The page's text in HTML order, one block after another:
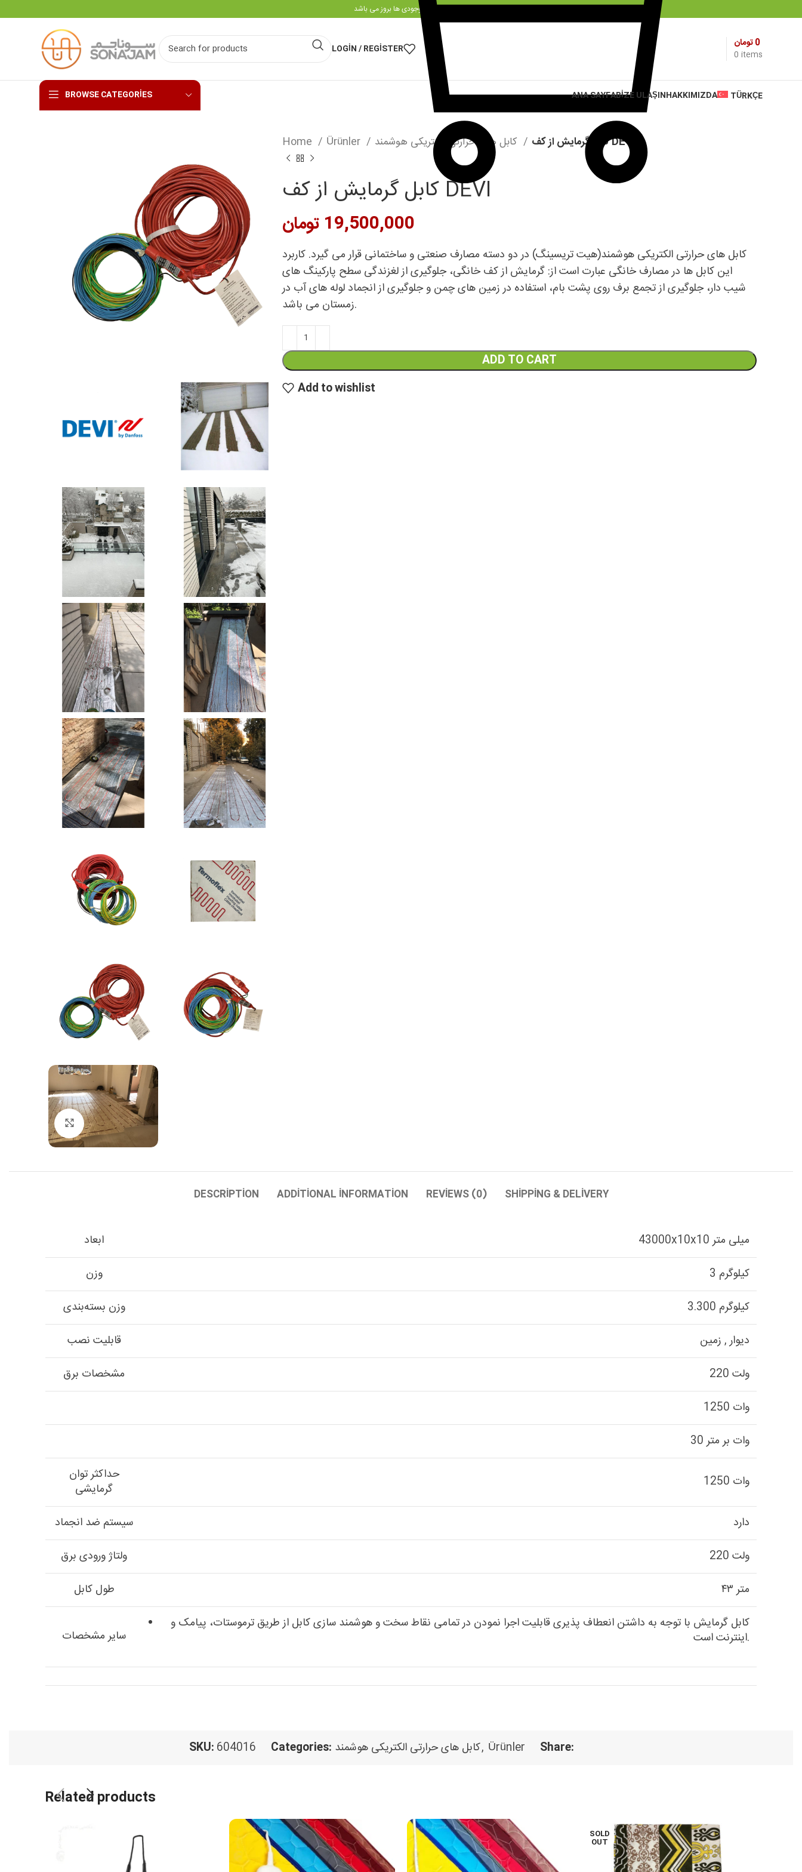
قیمت و موجودی ها بروز می باشد
LOGIN / REGISTER 0 items
0تومان
BROWSE CATEGORIES ANA SAYFABIZE ULAŞINHAKKIMIZDA TÜRKÇE
Click to enlarge
Home Ürünler کابل گرمایش از کف DEVI
کابل گرمایش از کف DEVI
تومان
کابل های حرارتی الکتریکی هوشمند(هیت تریسینگ) در دو دسته مصارف صنعتی و ساختمانی قرار می گیرد. کاربرد
این کابل ها در مصارف خانگی عبارت است از: گرمایش از کف خانگی، جلوگیری از لغزندگی سطح پارکینگ های
شیب دار، جلوگیری از تجمع برف روی پشت بام، استفاده در زمین های چمن و جلوگیری از انجماد لوله های آب در
زمستان می باشد.
ADD TO CART
Add to wishlist
DESCRIPTION ADDITIONAL INFORMATION REVIEWS (0) SHIPPING & DELIVERY
ابعاد
43000x10x10 میلی متر
وزن
3 کیلوگرم
وزن بسته‌بندی
3.300 کیلوگرم
قابلیت نصب
دیوار , زمین
مشخصات برق
220 ولت
1250 وات
30 وات بر متر
حداکثر توان
گرمایشی
1250 وات
سیستم ضد انجماد
دارد
ولتاژ ورودی برق
220 ولت
طول کابل
۴۳ متر
سایر مشخصات
کابل گرمایش با توجه به داشتن انعطاف پذیری قابلیت اجرا نمودن در تمامی نقاط سخت و هوشمند سازی کابل از طریق ترموستات، پیامک و
اینترنت است.
SKU: 604016 Categories: کابل های حرارتی الکتریکی هوشمند, Ürünler Share:
Related products
SOLD
OUT